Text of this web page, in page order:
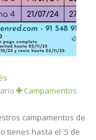
Campamentos
campamentos de
tienes hasta el 5 de